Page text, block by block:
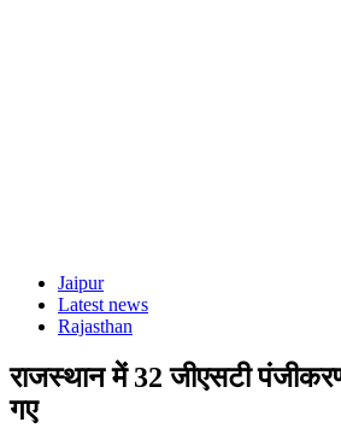
Jaipur
Latest news
Rajasthan
राजस्थान में 32 जीएसटी
गए